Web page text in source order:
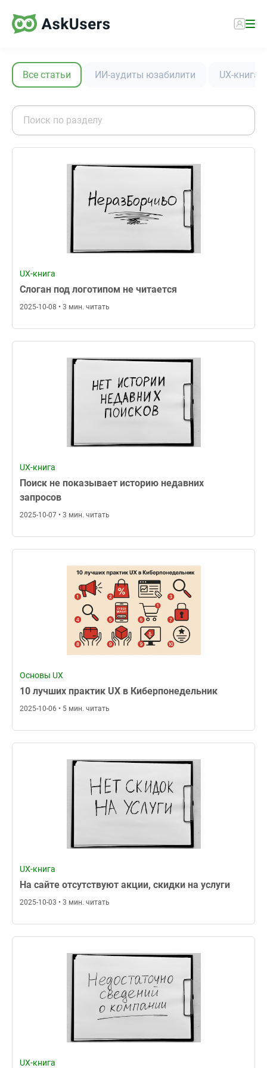
Все статьи ИИ-аудиты юзабилити UX-книга
UX-книга
Слоган под логотипом не читается
2025-10-08 • 3 мин. читать
UX-книга
Поиск не показывает историю недавних
запросов
2025-10-07 • 3 мин. читать
Основы UX
10 лучших практик UX в Киберпонедельник
2025-10-06 • 5 мин. читать
UX-книга
На сайте отсутствуют акции, скидки на услуги
2025-10-03 • 3 мин. читать
UX-книга